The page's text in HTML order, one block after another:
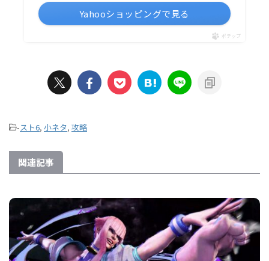
Yahooショッピングで見る
ポチップ
-スト6, 小ネタ, 攻略
関連記事